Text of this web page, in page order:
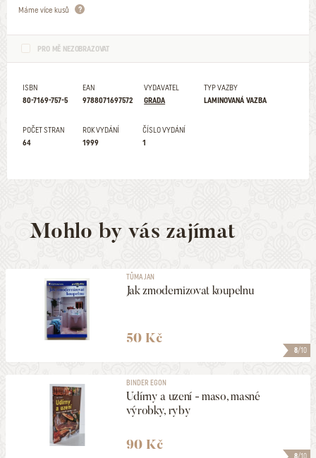
Máme více kusů
PRO MĚ NEZOBRAZOVAT
ISBN
80-7169-757-5
EAN
9788071697572
VYDAVATEL
GRADA
TYP VAZBY
LAMINOVANÁ VAZBA
POČET STRAN
64
ROK VYDÁNÍ
1999
ČÍSLO VYDÁNÍ
1
Mohlo by vás zajímat
8/10
TŮMA JAN
Jak zmodernizovat koupelnu
50 Kč
BINDER EGON
Udírny a uzení - maso, masné
výrobky, ryby
90 Kč